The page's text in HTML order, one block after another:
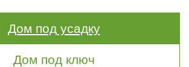
Дом под усадку
Дом под ключ